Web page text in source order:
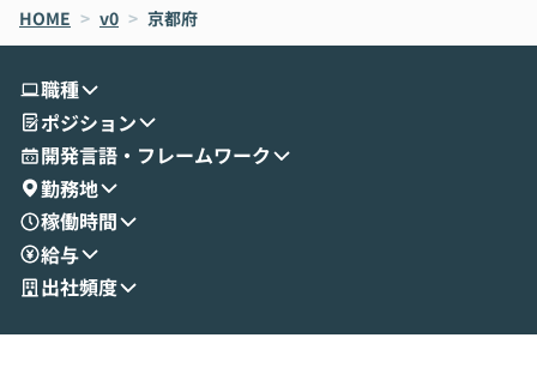
oworkの基本的な機能をご紹介いただきま
す。 続く公開デモでは、実際にCoworkを
せいただきます。数分でワークフローが完
成する手軽さや、Gmail等の外部サービス
とセキュアに連携できるポイントなど、実
演を通じて具体的なイメージをお届けしま
す。 後半のディスカッションでは、セキュ
リティの考え方や社内導入の進め方など、
現場目線でさらに深掘りしていきます。
「自分の業務をAIで自動化してみたいけ
いう方にこそ参加いただきたいイベントで
ント構築の最前
HOME > v0 > 京都府
職種
ポジション
開発言語・フレームワーク
勤務地
稼働時間
給与
出社頻度